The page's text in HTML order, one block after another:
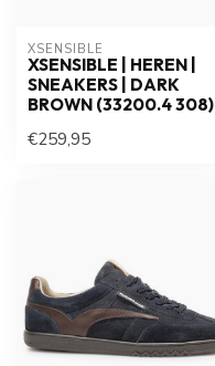
XSENSIBLE
XSENSIBLE | HEREN |
SNEAKERS | DARK
BROWN (33200.4 308)
€259,95